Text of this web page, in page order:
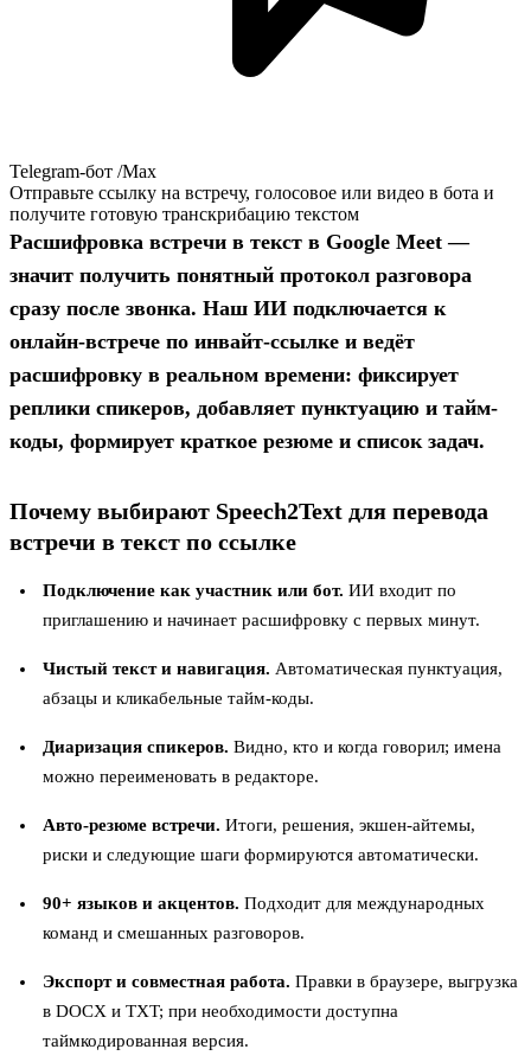
Telegram-бот /Max
Отправьте ссылку на встречу, голосовое или видео в бота и
получите готовую транскрибацию текстом
Расшифровка встречи в текст в Google Meet —
значит получить понятный протокол разговора
сразу после звонка. Наш ИИ подключается к
онлайн-встрече по инвайт-ссылке и ведёт
расшифровку в реальном времени: фиксирует
реплики спикеров, добавляет пунктуацию и тайм-
коды, формирует краткое резюме и список задач.
Почему выбирают Speech2Text для перевода
встречи в текст по ссылке
Подключение как участник или бот. ИИ входит по
приглашению и начинает расшифровку с первых минут.
Чистый текст и навигация. Автоматическая пунктуация,
абзацы и кликабельные тайм-коды.
Диаризация спикеров. Видно, кто и когда говорил; имена
можно переименовать в редакторе.
Авто-резюме встречи. Итоги, решения, экшен-айтемы,
риски и следующие шаги формируются автоматически.
90+ языков и акцентов. Подходит для международных
команд и смешанных разговоров.
Экспорт и совместная работа. Правки в браузере, выгрузка
в DOCX и TXT; при необходимости доступна
таймкодированная версия.